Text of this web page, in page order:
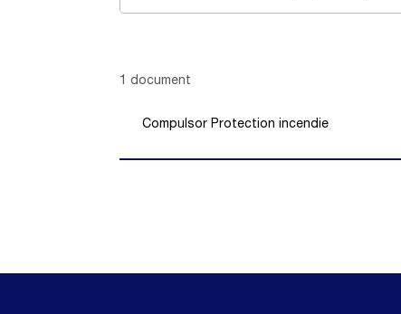
Showing 1 -
1 document
Compulsor Protection incendie